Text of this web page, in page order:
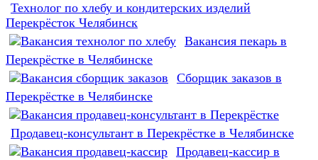
Технолог по хлебу и кондитерских изделий
Перекрёсток Челябинск
Вакансия пекарь в
Перекрёстке в Челябинске
Сборщик заказов в
Перекрёстке в Челябинске
Продавец-консультант в Перекрёстке в Челябинске
Продавец-кассир в